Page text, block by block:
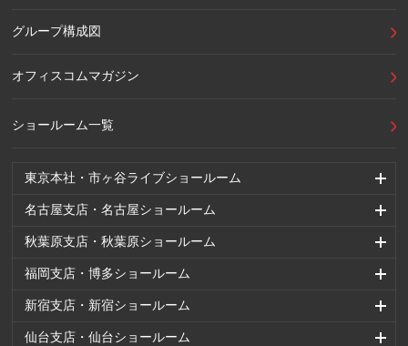
東京本社・市ヶ谷ライブショールーム
名古屋支店・名古屋ショールーム
秋葉原支店・秋葉原ショールーム
福岡支店・博多ショールーム
新宿支店・新宿ショールーム
仙台支店・仙台ショールーム
グループ構成図
オフィスコムマガジン
ショールーム一覧